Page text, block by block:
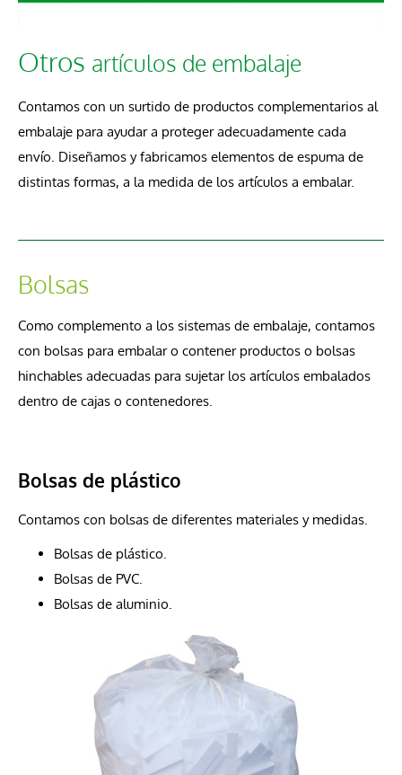
Otros artículos de embalaje
Contamos con un surtido de productos complementarios al
embalaje para ayudar a proteger adecuadamente cada
envío. Diseñamos y fabricamos elementos de espuma de
distintas formas, a la medida de los artículos a embalar.
Bolsas
Como complemento a los sistemas de embalaje, contamos
con bolsas para embalar o contener productos o bolsas
hinchables adecuadas para sujetar los artículos embalados
dentro de cajas o contenedores.
Bolsas de plástico
Contamos con bolsas de diferentes materiales y medidas.
Bolsas de plástico.
Bolsas de PVC.
Bolsas de aluminio.